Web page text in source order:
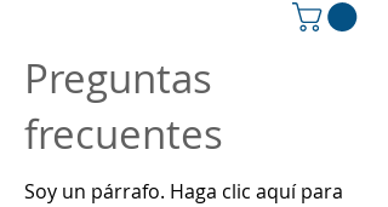
Preguntas
frecuentes
Soy un párrafo. Haga clic aquí para